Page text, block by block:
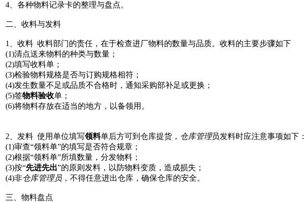
4、各种物料记录卡的整理与盘点。
二、收料与发料
1、收料 收料部门的责任，在于检查进厂物料的数量与品质。收料的主要步骤如下
(1)清点送来物料的种类与数量；
(2)填写收料单；
(3)检验物料规格是否与订购规格相符；
(4)发生数量不足或品质不合格时，通知采购部补足或更换；
(5)签物料验收单；
(6)将物料存放在适当的地方，以备领用。
2、发料 使用单位填写领料单后方可到仓库提货， 仓库管理员发料时应注意事项如下：
(1)审查“领料单”的填写是否符合规章；
(2)根据“领料单”所填数量，分发物料；
(3)按“先进先出”的原则发料，以防物料变质，造成损失；
(4)非仓库管理员 ，不得任意进出仓库，确保仓库的安全。
三、物料盘点